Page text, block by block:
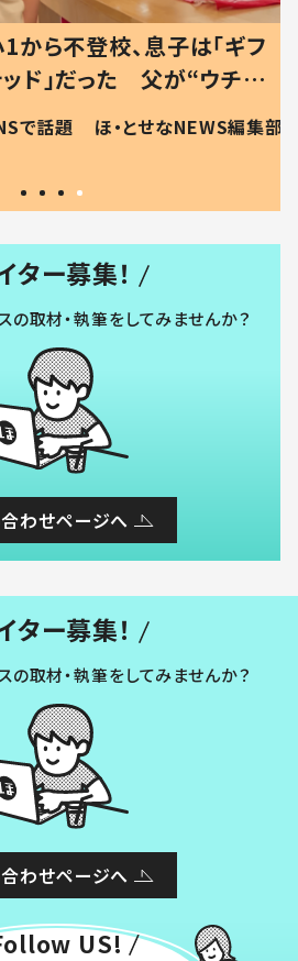
校、息子は「ギフ
った 父が“ウチ給
ける理由とは #令
の子
ほ・とせなNEWS編集部
ひ孫に
が、抱
に「涙
方ない」
ター募集！
の取材・執筆をしてみませんか？
わせページへ
ター募集！
の取材・執筆をしてみませんか？
わせページへ
US!